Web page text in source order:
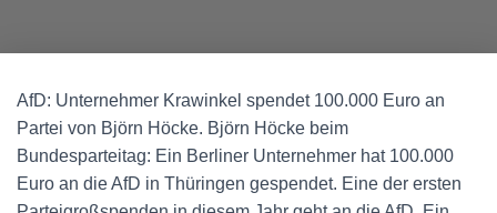
AfD: Unternehmer Krawinkel spendet 100.000 Euro an
Partei von Björn Höcke. Björn Höcke beim
Bundesparteitag: Ein Berliner Unternehmer hat 100.000
Euro an die AfD in Thüringen gespendet. Eine der ersten